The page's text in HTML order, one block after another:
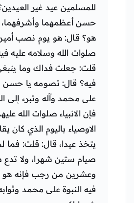
للمسلمين عيد غير
حسن أعظمهما وأشرفهما،
هو؟ قال: هو يوم نصب أمير
صلوات الله وسلامه عليه
قلت: جعلت فداك وما
فيه؟ قال: تصومه يا حسن
على محمد وآله وتبرء إلى
فإن الانبياء صلوات الله
الاوصياء باليوم الذي كان
يتخذ عيدا، قال: قلت:
صيام ستين شهرا، ولا
وعشرين من رجب فإنه هو
فيه النبوة على محمد